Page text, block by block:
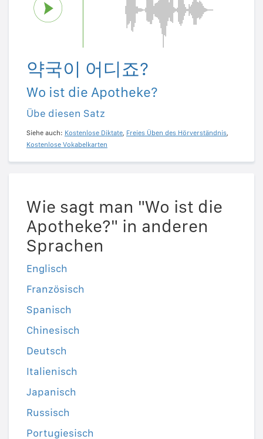
약국이 어디죠?
Wo ist die Apotheke?
Übe diesen Satz
Siehe auch: Kostenlose Diktate, Freies Üben des Hörverständnis,
Kostenlose Vokabelkarten
Wie sagt man "Wo ist die
Apotheke?" in anderen
Sprachen
Englisch
Französisch
Spanisch
Chinesisch
Deutsch
Italienisch
Japanisch
Russisch
Portugiesisch